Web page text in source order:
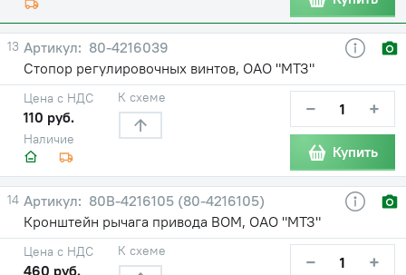
13
80-4216039
Стопор регулировочных винтов, ОАО "МТЗ"
Наличие
Цена с НДС
110 руб.
К схеме − +
Купить
14
80В-4216105 (80-4216105)
Кронштейн рычага привода ВОМ, ОАО "МТЗ"
Цена с НДС
460 руб.
К схеме − +